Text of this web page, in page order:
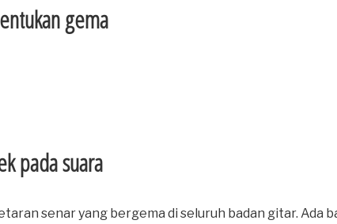
gema
pada suara
senar yang bergema di seluruh badan gitar. Ada